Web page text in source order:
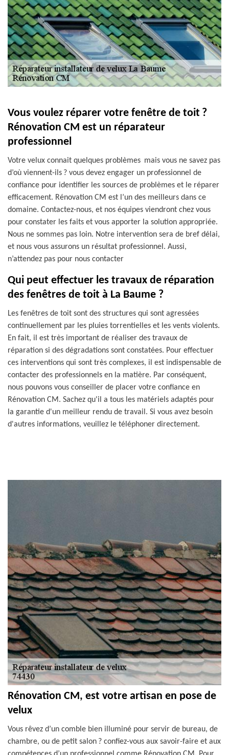
Vous voulez réparer votre fenêtre de toit ?
Rénovation CM est un réparateur
professionnel
Votre velux connait quelques problèmes mais vous ne savez pas
d’où viennent-ils ? vous devez engager un professionnel de
confiance pour identifier les sources de problèmes et le réparer
efficacement. Rénovation CM est l’un des meilleurs dans ce
domaine. Contactez-nous, et nos équipes viendront chez vous
pour constater les faits et vous apporter la solution appropriée.
Nous ne sommes pas loin. Notre intervention sera de bref délai,
et nous vous assurons un résultat professionnel. Aussi,
n’attendez pas pour nous contacter
Qui peut effectuer les travaux de réparation
des fenêtres de toit à La Baume ?
Les fenêtres de toit sont des structures qui sont agressées
continuellement par les pluies torrentielles et les vents violents.
En fait, il est très important de réaliser des travaux de
réparation si des dégradations sont constatées. Pour effectuer
ces interventions qui sont très complexes, il est indispensable de
contacter des professionnels en la matière. Par conséquent,
nous pouvons vous conseiller de placer votre confiance en
Rénovation CM. Sachez qu'il a tous les matériels adaptés pour
la garantie d'un meilleur rendu de travail. Si vous avez besoin
d'autres informations, veuillez le téléphoner directement.
Rénovation CM, est votre artisan en pose de
velux
Vous rêvez d’un comble bien illuminé pour servir de bureau, de
chambre, ou de petit salon ? confiez-vous aux savoir-faire et aux